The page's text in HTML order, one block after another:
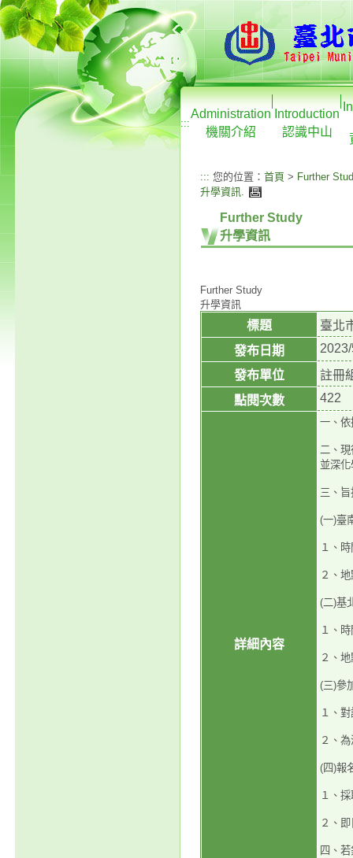
:::
Administration
機關介紹
Introduction
認識中山
::: 您的位置： 首頁 > Further
升學資訊.
Further Study
升學資訊
Further Study
升學資訊
標題
臺北
發布日期
發布單位
註冊
點閱次數
422
詳細內容
一、依
二、現
並深
三、
(一)臺
１、
２、
(二)基
１、
２、
(三)參
１、
２、
(四)報
１、
２、
四、